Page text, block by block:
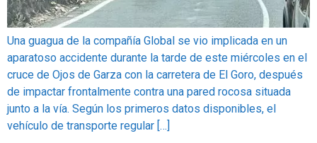
Una guagua de la compañía Global se vio implicada en un
aparatoso accidente durante la tarde de este miércoles en el
cruce de Ojos de Garza con la carretera de El Goro, después
de impactar frontalmente contra una pared rocosa situada
junto a la vía. Según los primeros datos disponibles, el
vehículo de transporte regular […]